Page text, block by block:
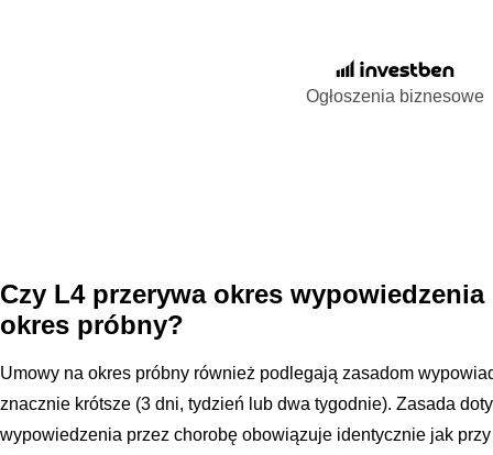
Ogłoszenia biznesowe
Czy L4 przerywa okres
okres próbny?
Umowy na okres próbny również podlegają zasadom
znacznie krótsze (3 dni, tydzień lub dwa tygodnie). Zasada
wypowiedzenia przez chorobę obowiązuje identycznie jak